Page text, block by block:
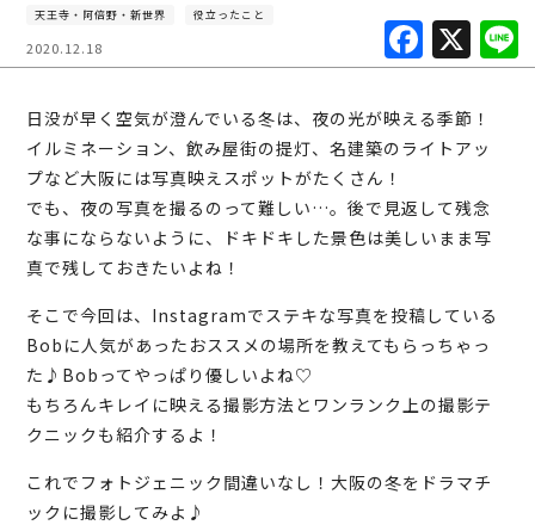
F
a
c
e
b
o
k
X
天王寺・阿倍野・新世界
役立ったこと
2020.12.18
日没が早く空気が澄んでいる冬は、夜の光が映える季節！
イルミネーション、飲み屋街の提灯、名建築のライトアッ
プなど大阪には写真映えスポットがたくさん！
でも、夜の写真を撮るのって難しい…。後で見返して残念
な事にならないように、ドキドキした景色は美しいまま写
真で残しておきたいよね！
そこで今回は、Instagramでステキな写真を投稿している
Bobに人気があったおススメの場所を教えてもらっちゃっ
た♪Bobってやっぱり優しいよね♡
もちろんキレイに映える撮影方法とワンランク上の撮影テ
クニックも紹介するよ！
これでフォトジェニック間違いなし！大阪の冬をドラマチ
ックに撮影してみよ♪